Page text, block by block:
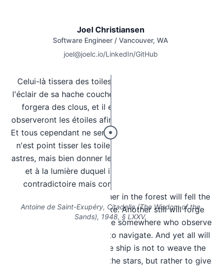
Joel Christiansen
Software Engineer / Vancouver, WA
joel@joelc.io/LinkedIn/GitHub
Celui-là tissera des toiles, l'autre dans la forêt par
l'éclair de sa hache couchera l'arbre. L'autre, encore,
forgera des clous, et il en sera quelque part qui
observeront les étoiles afin d'apprendre à gouverner.
Et tous cependant ne seront qu'un. Créer le navire ce
n'est point tisser les toiles, forger les clous, lire les
astres, mais bien donner le goût de la mer qui est un,
et à la lumière duquel il n'est plus rien qui soit
contradictoire mais communauté dans l'amour.
One will weave sails, another in the forest will fell the
tree by the flash of his axe. Another still will forge
nails, and there will be some somewhere who observe
the stars in order to learn to navigate. And yet all will
be only one. To create the ship is not to weave the
sails, forge the nails, read the stars, but rather to give
Antoine de Saint-Exupéry, Citadelle(The Wisdom of the
Sands), 1948, § LXXV.